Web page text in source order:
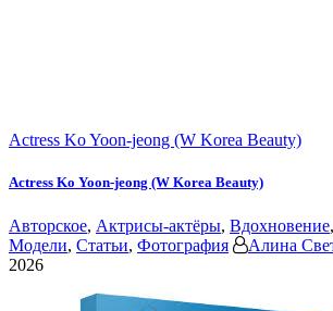
Actress Ko Yoon-jeong (W Korea Beauty)
Actress Ko Yoon-jeong (W Korea Beauty)
Авторское, Актрисы-актёры, Вдохновение,
Модели, Статьи, Фотография Алина
2026